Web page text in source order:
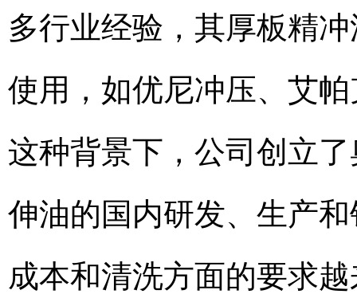
多行业经验，其厚板精
使用，如优尼冲压、艾
这种背景下，公司创立
伸油的国内研发、生产
成本和清洗方面的要求